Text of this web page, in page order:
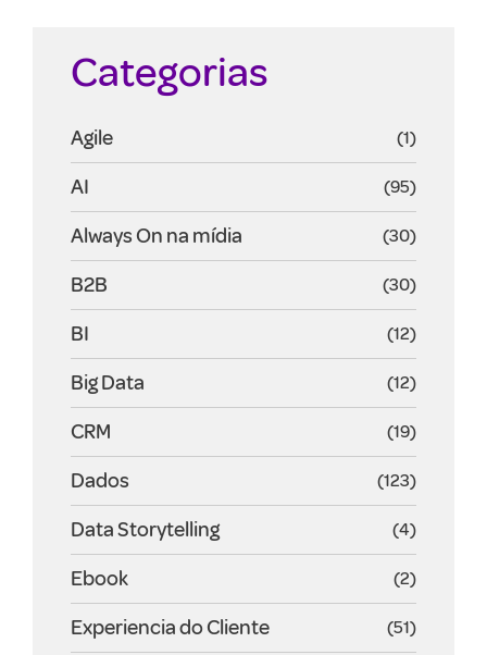
Categorias
Agile (1)
AI (95)
Always On na mídia (30)
B2B (30)
BI (12)
Big Data (12)
CRM (19)
Dados (123)
Data Storytelling (4)
Ebook (2)
Experiencia do Cliente (51)